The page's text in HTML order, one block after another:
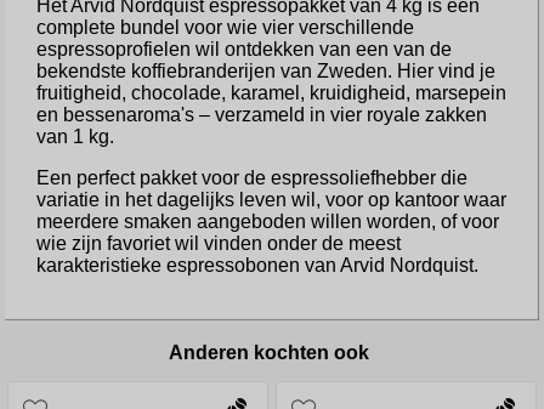
Het Arvid Nordquist espressopakket van 4 kg is een
complete bundel voor wie vier verschillende
espressoprofielen wil ontdekken van een van de
bekendste koffiebranderijen van Zweden. Hier vind je
fruitigheid, chocolade, karamel, kruidigheid, marsepein
en bessenaroma's – verzameld in vier royale zakken
van 1 kg.
Een perfect pakket voor de espressoliefhebber die
variatie in het dagelijks leven wil, voor op kantoor waar
meerdere smaken aangeboden willen worden, of voor
wie zijn favoriet wil vinden onder de meest
karakteristieke espressobonen van Arvid Nordquist.
Anderen kochten ook